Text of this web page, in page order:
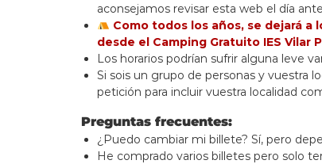
aconsejamos revisar esta web el día
Como todos los años, se dejará
desde el Camping Gratuito IES Vilar
Los horarios podrían sufrir alguna leve
Si sois un grupo de personas y vuestra
petición para incluir vuestra localidad
Preguntas frecuentes:
¿Puedo cambiar mi billete? Sí, pero
He comprado varios billetes pero solo